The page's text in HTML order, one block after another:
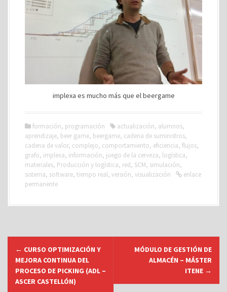
implexa es mucho más que el beergame
formación, programación actualización, alumnos,
aprendizaje, beer game, beergame, cadena de suministros,
cadena de valor, complejo, comportamiento, eficiencia, flujos,
grafo, implexa, información, juego de la cerveza, logística,
materiales, Producción y logística, red, SCM, simulación,
sistema, software, tiempo real, versión, visualización
enlace
permanente
← CURSO OPTIMIZACIÓN Y
MEJORA CONTINUA DEL
PROCESO DE PICKING (ADL –
ASCER CASTELLÓN)
MÓDULO DE GESTIÓN DE
ALMACÉN – MÁSTER
ITENE →